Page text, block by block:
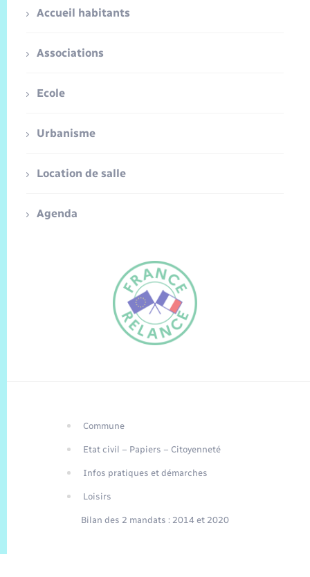
Traduction du
EN
Accueil habitants
Associations
Ecole
Urbanisme
Location de salle
Agenda
Commune
Etat civil – Papiers – Citoyenneté
Infos pratiques et démarches
Loisirs
Bilan des 2 mandats : 2014 et 2020